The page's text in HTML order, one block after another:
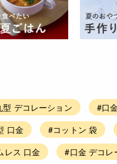
型 デコレーション #口
口金 #コットン 袋
レス 口金 #口金 デコレ